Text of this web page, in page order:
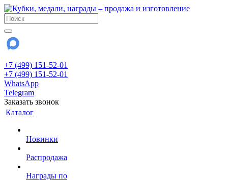
+7 (499) 151-52-01
+7 (499) 151-52-01
WhatsApp
Telegram
Заказать звонок
Каталог
Новинки
Распродажа
Награды по